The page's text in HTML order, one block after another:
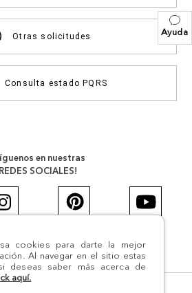
Ayuda
cookies para darte la mejor
Al navegar en el sitio estas
deseas saber más acerca de
aquí.
Otras solicitudes
Consulta estado PQRS
en nuestras
REDES SOCIALES!
#AerieREALCOL